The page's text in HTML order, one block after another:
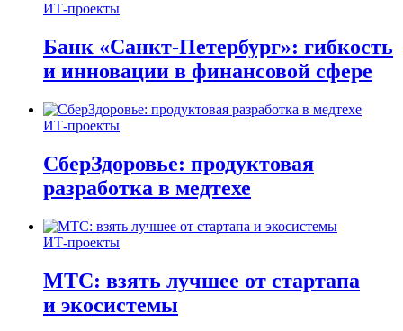
ИТ-проекты
Банк «Санкт-Петербург»: гибкость
и инновации в финансовой сфере
ИТ-проекты
СберЗдоровье: продуктовая
разработка в медтехе
ИТ-проекты
МТС: взять лучшее от стартапа
и экосистемы